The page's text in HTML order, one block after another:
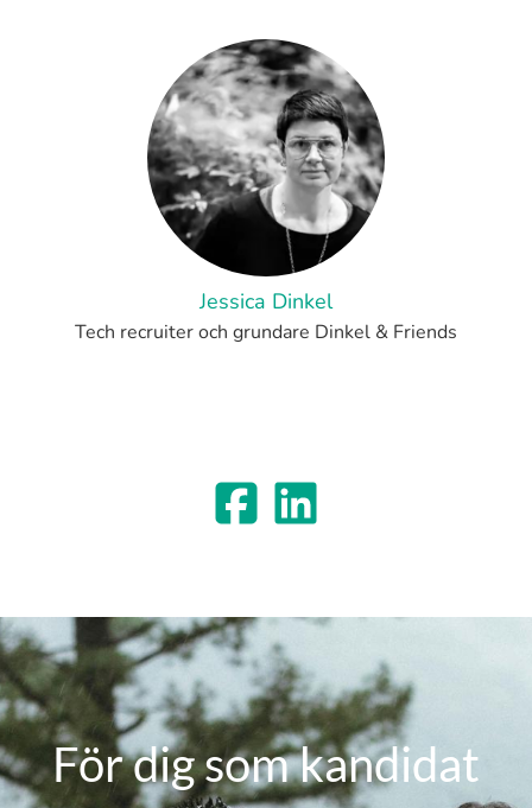
Jessica Dinkel
Tech recruiter och grundare Dinkel & Friends
För dig som kandidat